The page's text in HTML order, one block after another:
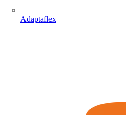
Adaptaflex